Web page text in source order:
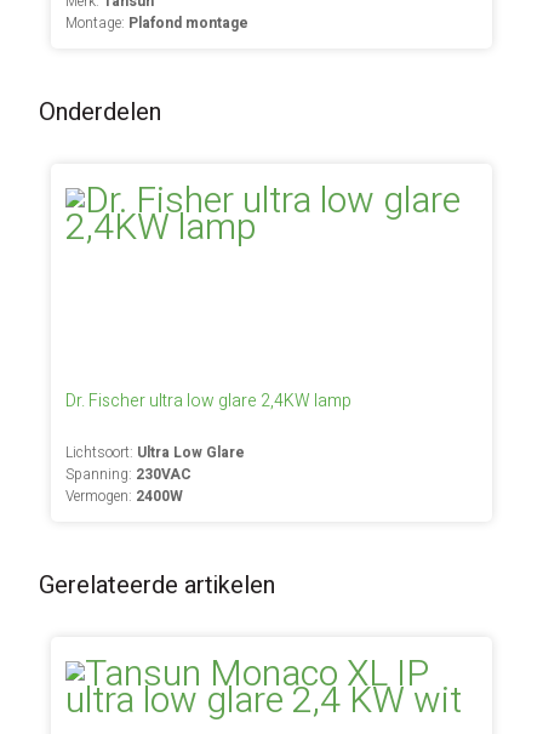
Montage: Plafond montage
Onderdelen
Dr. Fischer ultra low glare 2,4KW lamp
Lichtsoort: Ultra Low Glare
Spanning: 230VAC
Vermogen: 2400W
Gerelateerde artikelen